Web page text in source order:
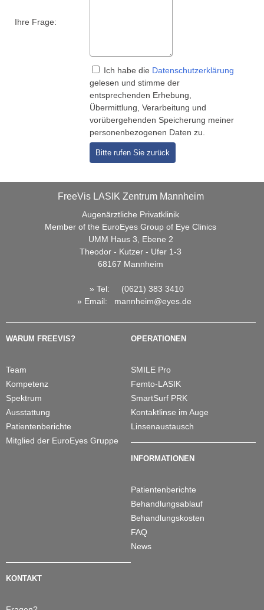
Historische Entwicklung
Augenlaser Operationen im Vergleich
Kontaktlinse im Auge (phake Linsen)
Laser-Linsenaustausch (LensX)
Ablauf der Behandlung
Behandlungskosten / Finanzierung
Patientenberichte
Kontakt / Termine
Haben Sie Fragen?
Telefonische Beratung
Informationsabende
Terminvereinbarung
Anfahrt / Übernachtung
Presse-Portal
Ihre Frage:
Ich habe die Datenschutzerklärung
gelesen und stimme der
entsprechenden Erhebung,
Übermittlung, Verarbeitung und
vorübergehenden Speicherung meiner
personenbezogenen Daten zu.
FreeVis LASIK Zentrum Mannheim
Augenärztliche Privatklinik
Member of the EuroEyes Group of Eye Clinics
UMM Haus 3, Ebene 2
Theodor - Kutzer - Ufer 1-3
68167 Mannheim
» Tel:
(0621) 383 3410
» Email: mannheim@eyes.de
WARUM FREEVIS?
Team
Kompetenz
Spektrum
Ausstattung
Patientenberichte
Mitglied der EuroEyes Gruppe
OPERATIONEN
SMILE Pro
Femto-LASIK
SmartSurf PRK
Kontaktlinse im Auge
Linsenaustausch
INFORMATIONEN
Patientenberichte
Behandlungsablauf
Behandlungskosten
FAQ
News
KONTAKT